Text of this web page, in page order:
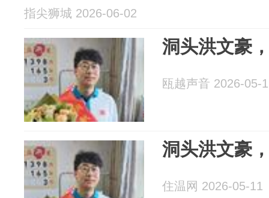
指尖狮城 2026-06-02
洞头洪文豪
瓯越声音 2026-05-
洞头洪文豪
住温网 2026-05-11